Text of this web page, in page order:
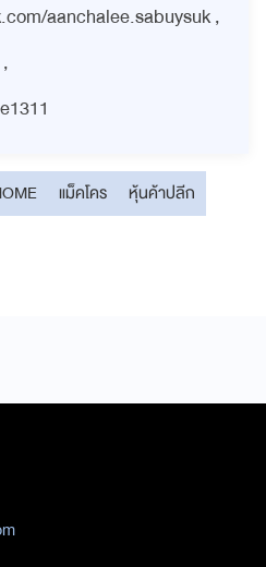
aanchalee.sabuysuk ,
,
แม็คโคร
หุ้นค้าปลีก